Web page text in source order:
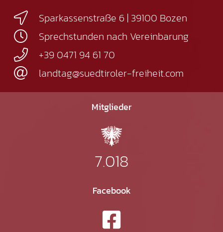
Sparkassenstraße 6 | 39100 Bozen
Sprechstunden nach Vereinbarung
+39 0471 94 61 70
landtag@suedtiroler-freiheit.com
Mitglieder
7.018
Facebook